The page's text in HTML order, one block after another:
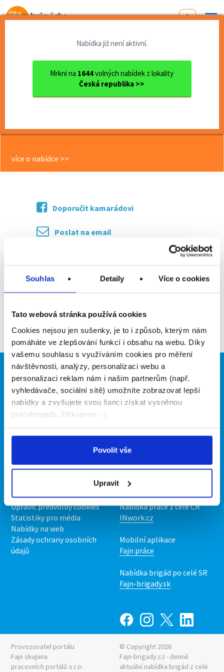
Souhlas Detaily Více o cookies
Tato webová stránka používá cookies
Cookies nejsou jen sušenky, je to i způsob, kterým nám
pomáháte ve zlepšování funkcí i obsahu na webu. Díky
vašemu souhlasu s využíváním cookies pro měření
návštěvnosti, analýzy, personalizaci webu a
personalizaci reklam nám i našim partnerům (např.
vyhledávače, sociální sítě) umožníte zobrazovat lepší
nabídky a zvyšujete svou šanci získat vysněnou
práci/brigádu. Děkujeme :-)
Povolit vše
Upravit
Od první brigády
Nabídka již není aktivní.
Mrkni na 1644volných nabídek z lokality
Česká republika >>
Jihočeský kraj okres Písek
ÚKLIDOVÝ PRACOVNÍK/CE, Píse...
ÚKLIDOVÝ PRACOVNÍK/CE, Písek -
OZP
více o nabídce >>
Doporučit kamarádovi
Poslat na email
Přidat do oblíbených
Zpět
Brigádníci
Články
Hledané brigády
Firmy
Vložit inzerát
Ceník
Kontakt
Podmínky
Upravit předvolby cookies
Statistiky pro média
Nabídky na web
Zásady ochrany osobních
údajů
Naše další projekty
Fajn brigády
Nabídka práce z celé ČR
INwork.cz
Mobilní aplikace
Fajn práce
Nabídka brigád po celé SR
Fajn-brigady.sk
Provozovatel portálu
Fajn skupina
pracovních portálů s.r.o.
© Copyright 2026
Fajn-brigady.cz - denně
aktuální nabídka brigád z celé